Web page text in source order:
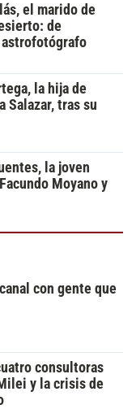
el marido de
de
astrofotógrafo
la hija de
Salazar, tras su
la joven
Moyano y
con gente que
consultoras
y la crisis de